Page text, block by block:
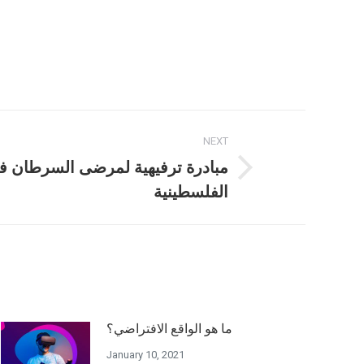
NEXT
مبادرة ترفيهية لمرضى
الفلسطينية
ما هو الواقع الافتراضي؟
January 10, 2021